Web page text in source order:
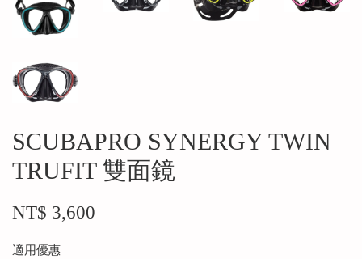
SCUBAPRO SYNERGY TWIN
TRUFIT 雙面鏡
NT$ 3,600
適用優惠